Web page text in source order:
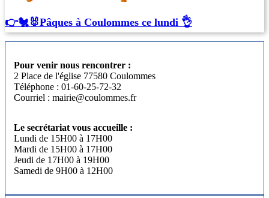
👉🐔🐰Pâques à Coulommes ce lundi 👌
Pour venir nous rencontrer :
2 Place de l'église 77580 Coulommes
Téléphone : 01-60-25-72-32
Courriel : mairie@coulommes.fr
Le secrétariat vous accueille :
Lundi de 15H00 à 17H00
Mardi de 15H00 à 17H00
Jeudi de 17H00 à 19H00
Samedi de 9H00 à 12H00